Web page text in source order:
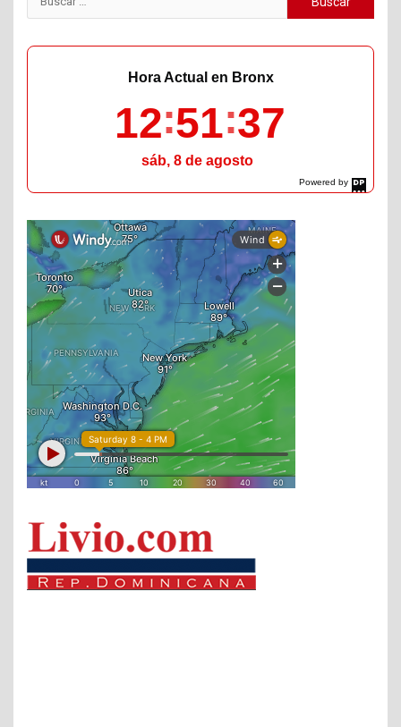
Powered by
DaysPedia.com
Hora Actual en Bronx
12 51 38
sáb, 8 de agosto